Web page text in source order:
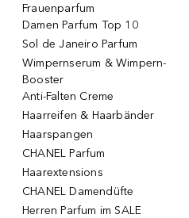
Frauenparfum
Damen Parfum Top 10
Sol de Janeiro Parfum
Wimpernserum & Wimpern-
Booster
Anti-Falten Creme
Haarreifen & Haarbänder
Haarspangen
CHANEL Parfum
Haarextensions
CHANEL Damendüfte
Herren Parfum im SALE